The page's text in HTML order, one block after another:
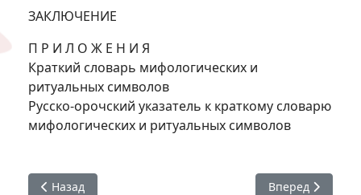
ЗАКЛЮЧЕНИЕ
П Р И Л О Ж Е Н И Я
Краткий словарь мифологических и
ритуальных символов
Русско-орочский указатель к краткому словарю
мифологических и ритуальных символов
Предыдущий: Культурное пространство Азиатско-
Назад Следующий:
Вперед